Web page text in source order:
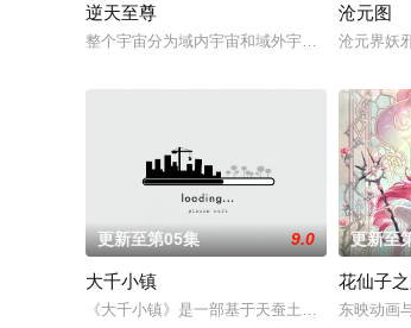
逆天至尊
整个宇宙分为域内宇宙和域外宇宙，两个宇宙
沧元图
沧元界妖
更新至第05集 9.0
大千小镇
《大千小镇》是一部基于天蚕土豆所著写的《
更新至
花仙子
东映动画